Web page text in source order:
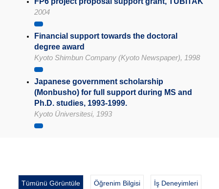
2004
Financial support towards the doctoral
degree award
Kyoto Shimbun Company (Kyoto Newspaper), 1998
Japanese government scholarship
(Monbusho) for full support during MS and
Ph.D. studies, 1993-1999.
Kyoto Üniversitesi, 1993
Tümünü Görüntüle Öğrenim Bilgisi İş Deneyimleri